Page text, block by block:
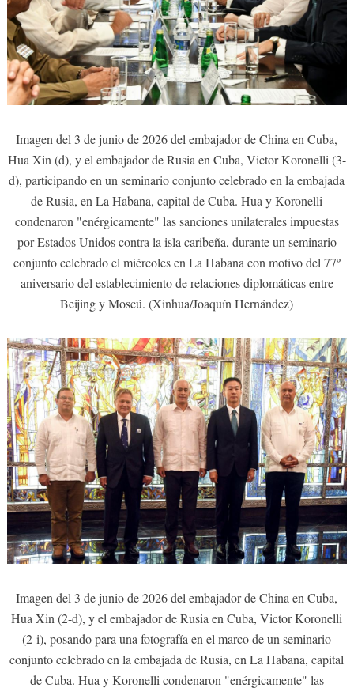
Imagen del 3 de junio de 2026 del embajador de China en Cuba,
Hua Xin (d), y el embajador de Rusia en Cuba, Victor Koronelli (3-
d), participando en un seminario conjunto celebrado en la embajada
de Rusia, en La Habana, capital de Cuba. Hua y Koronelli
condenaron "enérgicamente" las sanciones unilaterales impuestas
por Estados Unidos contra la isla caribeña, durante un seminario
conjunto celebrado el miércoles en La Habana con motivo del 77º
aniversario del establecimiento de relaciones diplomáticas entre
Beijing y Moscú. (Xinhua/Joaquín Hernández)
Imagen del 3 de junio de 2026 del embajador de China en Cuba,
Hua Xin (2-d), y el embajador de Rusia en Cuba, Victor Koronelli
(2-i), posando para una fotografía en el marco de un seminario
conjunto celebrado en la embajada de Rusia, en La Habana, capital
de Cuba. Hua y Koronelli condenaron "enérgicamente" las